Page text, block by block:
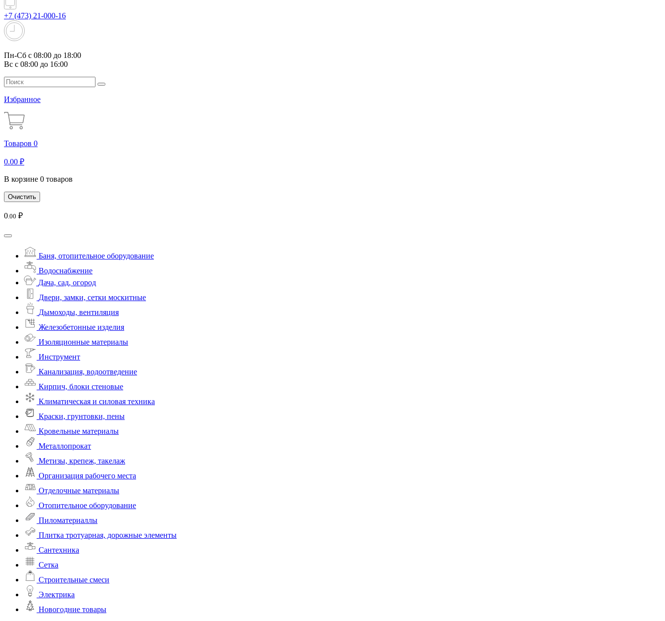
+7 (473) 21-000-16
Пн-Сб с 08:00 до 18:00
Вс с 08:00 до 16:00
Избранное
Товаров 0
0.00 ₽
В корзине 0 товаров
Очистить
0 .00 ₽
Баня, отопительное оборудование
Водоснабжение
Дача, сад, огород
Двери, замки, сетки москитные
Дымоходы, вентиляция
Железобетонные изделия
Изоляционные материалы
Инструмент
Канализация, водоотведение
Кирпич, блоки стеновые
Климатическая и силовая техника
Краски, грунтовки, пены
Кровельные материалы
Металлопрокат
Метизы, крепеж, такелаж
Организация рабочего места
Отделочные материалы
Отопительное оборудование
Пиломатериаллы
Плитка тротуарная, дорожные элементы
Сантехника
Сетка
Строительные смеси
Электрика
Новогодние товары